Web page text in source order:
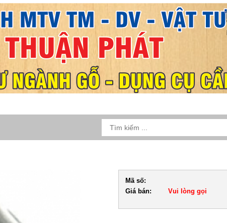
Mã số:
Giá bán:
Vui lòng gọi